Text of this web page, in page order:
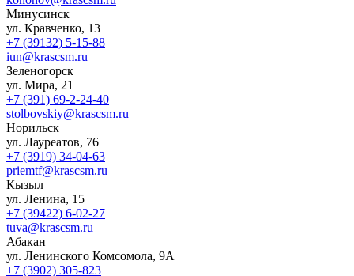
Минусинск
ул. Кравченко, 13
+7 (39132) 5-15-88
iun@krascsm.ru
Зеленогорск
ул. Мира, 21
+7 (391) 69-2-24-40
stolbovskiy@krascsm.ru
Норильск
ул. Лауреатов, 76
+7 (3919) 34-04-63
priemtf@krascsm.ru
Кызыл
ул. Ленина, 15
+7 (39422) 6-02-27
tuva@krascsm.ru
Абакан
ул. Ленинского Комсомола, 9А
+7 (3902) 305-823